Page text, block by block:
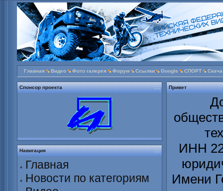
Главная Видео Фото галерея Форум Ссылки Google СПОРТ
Спонсор проекта
Навигация
Главная
Новости по категориям
Привет
ИНН
Имени